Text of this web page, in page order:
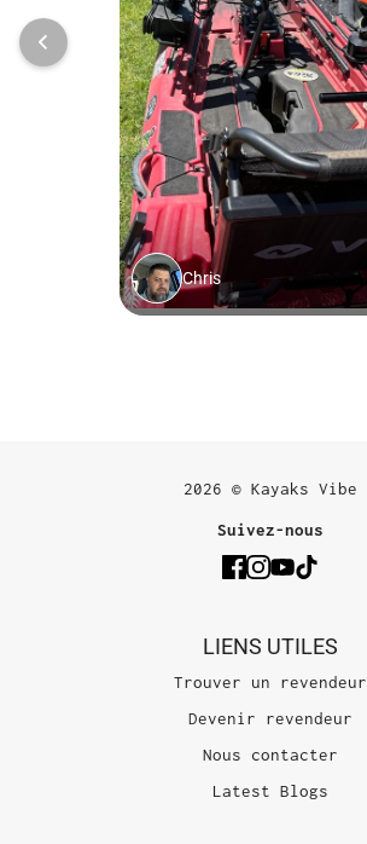
2026 © Kayaks Vibe
Suivez-nous
LIENS UTILES
Trouver un revendeur
Devenir revendeur
Nous contacter
Latest Blogs